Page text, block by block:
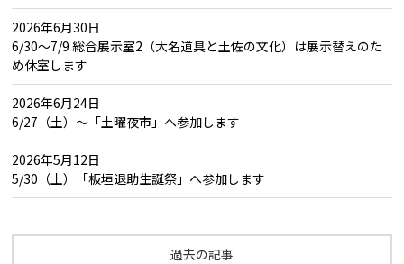
2026年6月30日
6/30～7/9 総合展示室2（大名道具と土佐の文化）は展示替えのた
め休室します
2026年6月24日
6/27（土）～「土曜夜市」へ参加します
2026年5月12日
5/30（土）「板垣退助生誕祭」へ参加します
過去の記事